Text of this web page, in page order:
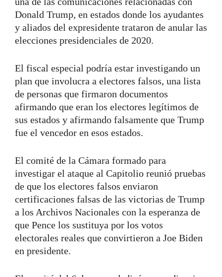
Donald Trump, en estados donde los ayudantes
y aliados del expresidente trataron de anular las
elecciones presidenciales de 2020.
El fiscal especial podría estar investigando un
plan que involucra a electores falsos, una lista
de personas que firmaron documentos
afirmando que eran los electores legítimos de
sus estados y afirmando falsamente que Trump
fue el vencedor en esos estados.
El comité de la Cámara formado para
investigar el ataque al Capitolio reunió pruebas
de que los electores falsos enviaron
certificaciones falsas de las victorias de Trump
a los Archivos Nacionales con la esperanza de
que Pence los sustituya por los votos
electorales reales que convirtieron a Joe Biden
en presidente.